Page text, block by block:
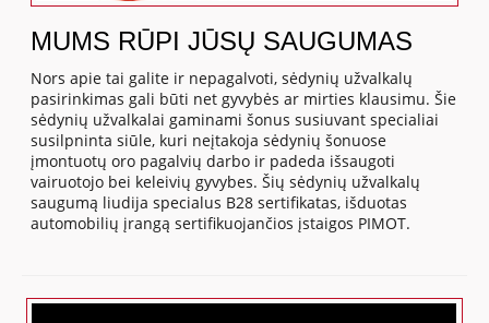
MUMS RŪPI JŪSŲ SAUGUMAS
Nors apie tai galite ir nepagalvoti, sėdynių užvalkalų
pasirinkimas gali būti net gyvybės ar mirties klausimu. Šie
sėdynių užvalkalai gaminami šonus susiuvant specialiai
susilpninta siūle, kuri neįtakoja sėdynių šonuose
įmontuotų oro pagalvių darbo ir padeda išsaugoti
vairuotojo bei keleivių gyvybes. Šių sėdynių užvalkalų
saugumą liudija specialus B28 sertifikatas, išduotas
automobilių įrangą sertifikuojančios įstaigos PIMOT.